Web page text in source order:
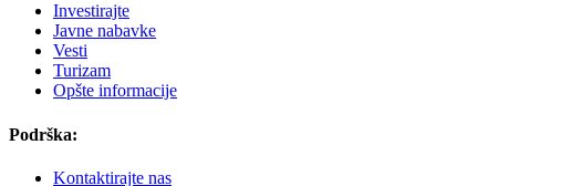
Investirajte
Javne nabavke
Vesti
Turizam
Opšte informacije
Podrška:
Kontaktirajte nas